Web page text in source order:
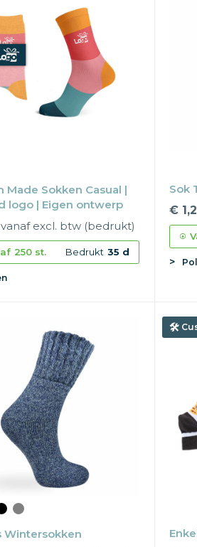
Made Sokken Casual |
logo | Eigen ontwerp
vanaf excl. btw (bedrukt)
250 st. Bedrukt 35 d
Sok
€
Wintersokken